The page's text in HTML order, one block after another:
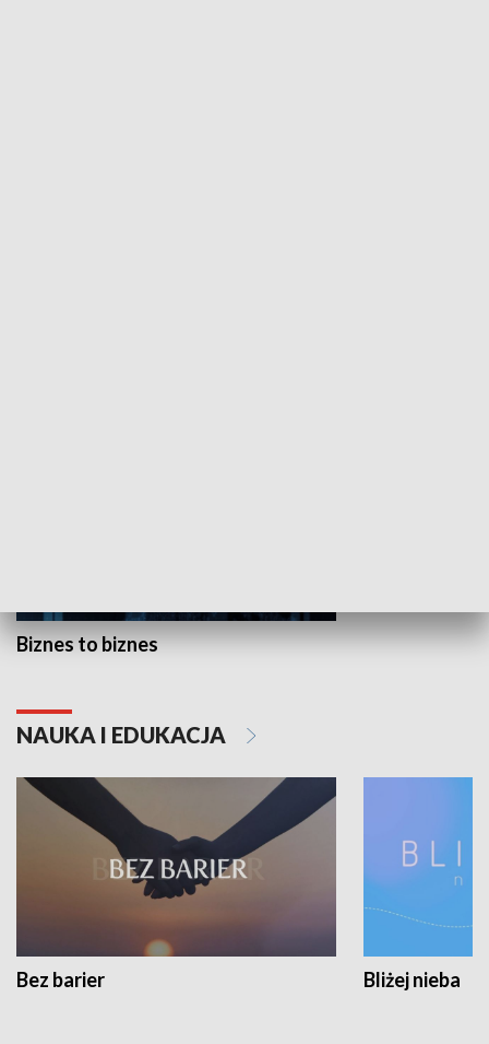
Biznes to biznes
NAUKA I EDUKACJA
Bez barier Bliżej nieba